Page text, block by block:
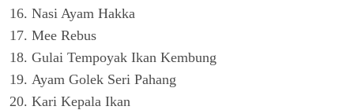
Nasi Ayam Hakka
Mee Rebus
Gulai Tempoyak Ikan Kembung
Ayam Golek Seri Pahang
Kari Kepala Ikan